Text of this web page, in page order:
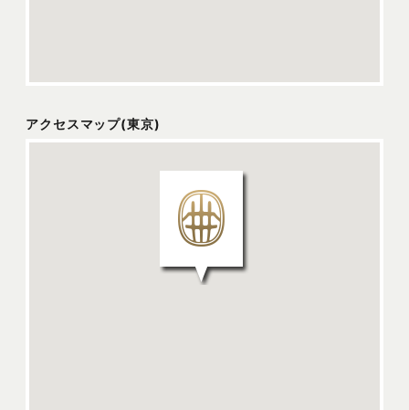
アクセスマップ(東京)